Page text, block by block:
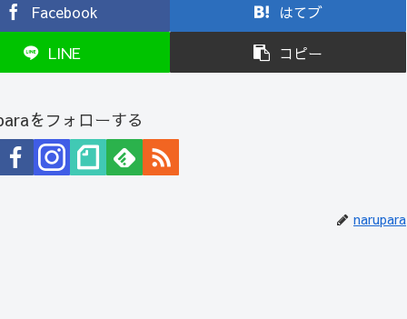
Facebook はてブ
LINE コピー
をフォローする
narupara